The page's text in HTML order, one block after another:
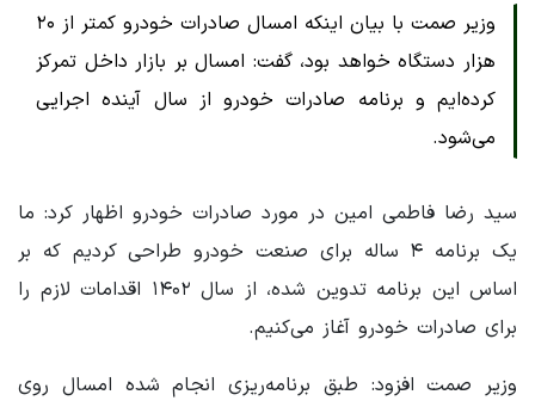
وزیر صمت با بیان اینکه امسال صادرات خودرو کمتر از ۲۰
هزار دستگاه خواهد بود، گفت: امسال بر بازار داخل تمرکز
کرده‌ایم و برنامه صادرات خودرو از سال آینده اجرایی
می‌شود.
سید رضا فاطمی امین در مورد صادرات خودرو اظهار کرد: ما
یک برنامه ۴ ساله برای صنعت خودرو طراحی کردیم که بر
اساس این برنامه تدوین شده، از سال ۱۴۰۲ اقدامات لازم را
برای صادرات خودرو آغاز می‌کنیم.
وزیر صمت افزود: طبق برنامه‌ریزی انجام شده امسال روی